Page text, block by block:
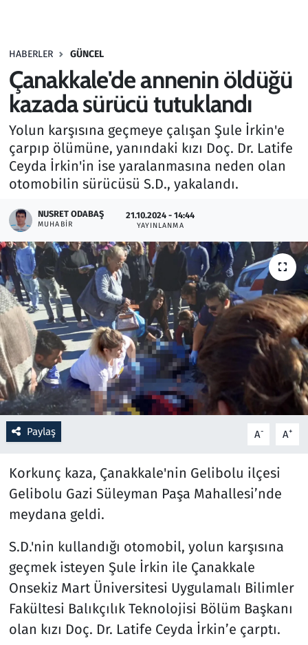
HABERLER GÜNCEL
Çanakkale'de annenin öldüğü
kazada sürücü tutuklandı
Yolun karşısına geçmeye çalışan Şule İrkin'e
çarpıp ölümüne, yanındaki kızı Doç. Dr. Latife
Ceyda İrkin'in ise yaralanmasına neden olan
otomobilin sürücüsü S.D., yakalandı.
NUSRET ODABAŞ
MUHABIR
21.10.2024 - 14:44
YAYINLANMA
Paylaş A- A+
Korkunç kaza, Çanakkale'nin Gelibolu ilçesi
Gelibolu Gazi Süleyman Paşa Mahallesi’nde
meydana geldi.
S.D.'nin kullandığı otomobil, yolun karşısına
geçmek isteyen Şule İrkin ile Çanakkale
Onsekiz Mart Üniversitesi Uygulamalı Bilimler
Fakültesi Balıkçılık Teknolojisi Bölüm Başkanı
olan kızı Doç. Dr. Latife Ceyda İrkin’e çarptı.
Haber
Kültür Sanat
Kurumsal Haberler
Lezzet Durağı
Oyun
Ramazan
Resmi İlanlar
Rüya Tabirleri
Sağlık
Savunma Sanayi
Seçim 2023
Spor
Teknoloji ve Bilim
Televizyon